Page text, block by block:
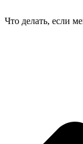
Что делать, если